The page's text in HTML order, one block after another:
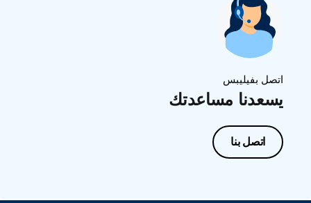
اتصل بفيليبس
يسعدنا مساعدتك
اتصل بنا